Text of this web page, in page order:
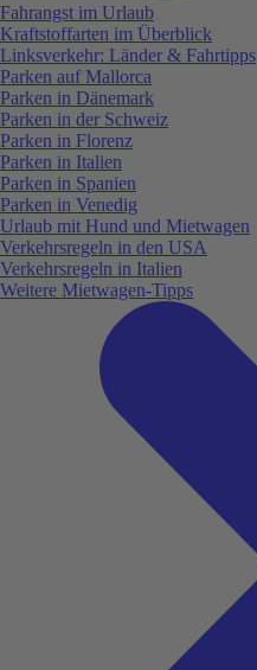
Fahrangst im Urlaub
Kraftstoffarten im Überblick
Linksverkehr: Länder & Fahrtipps
Parken auf Mallorca
Parken in Dänemark
Parken in der Schweiz
Parken in Florenz
Parken in Italien
Parken in Spanien
Parken in Venedig
Urlaub mit Hund und Mietwagen
Verkehrsregeln in den USA
Verkehrsregeln in Italien
Weitere Mietwagen-Tipps